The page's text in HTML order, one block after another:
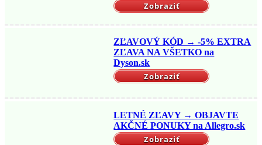
Zobraziť
ZĽAVOVÝ KÓD → -5% EXTRA
ZĽAVA NA VŠETKO na
Dyson.sk
Zobraziť
LETNÉ ZĽAVY → OBJAVTE
AKČNÉ PONUKY na Allegro.sk
Zobraziť